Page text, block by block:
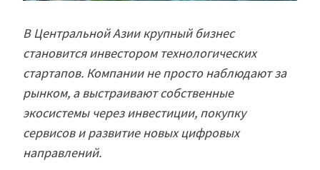
В Центральной Азии крупный бизнес
становится инвестором технологических
стартапов. Компании не просто наблюдают за
рынком, а выстраивают собственные
экосистемы через инвестиции, покупку
сервисов и развитие новых цифровых
направлений.